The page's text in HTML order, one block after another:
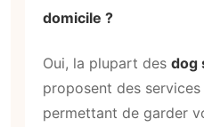
domicile ?
Oui, la plupart des dog
proposent des
permettant de garder